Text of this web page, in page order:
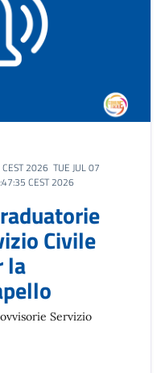
2026 TUE JUL 07
CEST 2026
Civile
la
Servizio